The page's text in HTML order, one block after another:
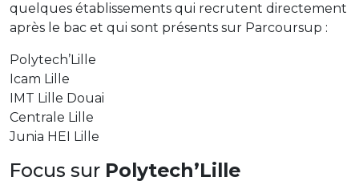
quelques établissements qui recrutent directement
après le bac et qui sont présents sur Parcoursup :
Polytech’Lille
Icam Lille
IMT Lille Douai
Centrale Lille
Junia HEI Lille
Focus sur Polytech’Lille